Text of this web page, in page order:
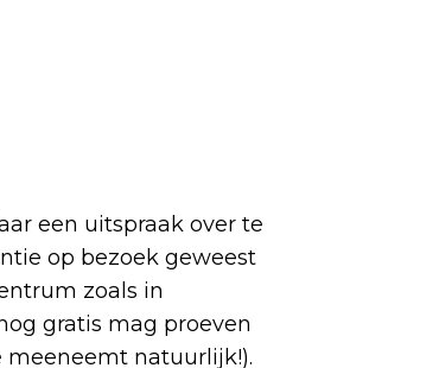
een uitspraak over te
op bezoek geweest
zoals in
gratis mag proeven
meeneemt natuurlijk!).